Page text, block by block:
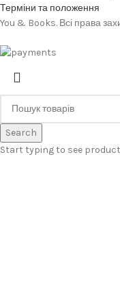
Терміни та положення
You & Books. Всі права
Search
Start typing to see